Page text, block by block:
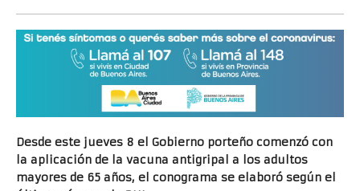
Desde este jueves 8 el Gobierno porteño comenzó con
la aplicación de la vacuna antigripal a los adultos
mayores de 65 años, el conograma se elaboró según el